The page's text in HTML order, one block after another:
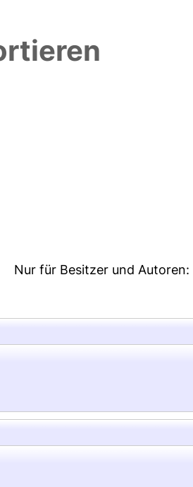
Nur für Besitzer und Autoren: